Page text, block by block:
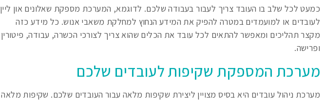
כמעט לכל שלב בו העובד צריך לעבור בעבודה שלכם. לדוגמא, המערכת מספקת שאלונים און ליין
לעובדים או למועמדים במטרה להפיק את המידע הנחוץ למחלקת משאבי אנוש. כל מידע כזה
מקצר תהליכים ומאפשר להתאים לכל עובד את הכלים שהוא צריך לצורכי הכשרה, עבודה, פיטורין
ופרישה.
מערכת המספקת שקיפות לעובדים שלכם
מערכת ניהול עובדים היא בסיס מצויין ליצירת שקיפות מלאה עבור העובדים שלכם. שקיפות מלאה